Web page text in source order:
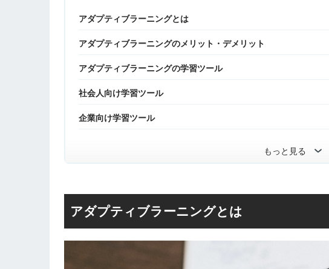
アダプティブラーニングとは
アダプティブラーニングのメリット・デメリット
アダプティブラーニングの学習ツール
社会人向け学習ツール
企業向け学習ツール
もっと見る
アダプティブラーニングとは